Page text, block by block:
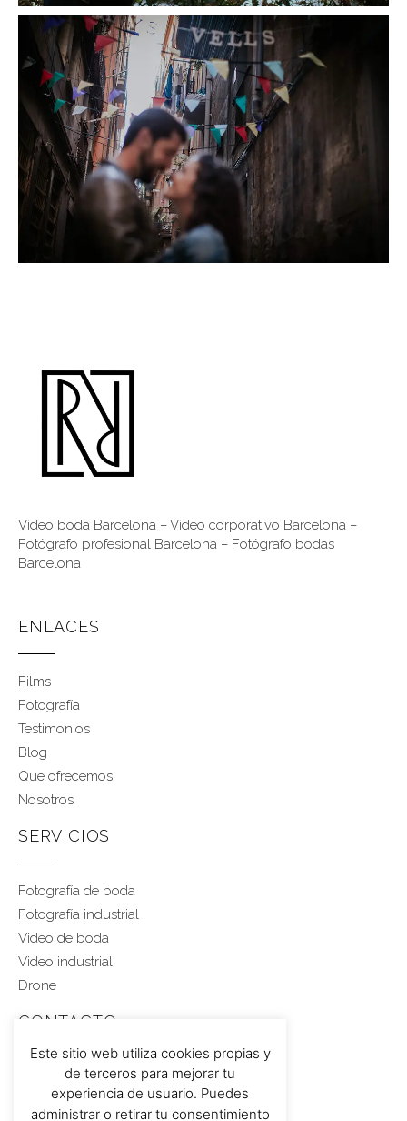
Vídeo boda Barcelona –Vídeo corporativo Barcelona –
Fotógrafo profesional Barcelona – Fotógrafo bodas
Barcelona
ENLACES
Films
Fotografía
Testimonios
Blog
Que ofrecemos
Nosotros
SERVICIOS
Fotografía de boda
Fotografía industrial
Video de boda
Video industrial
Drone
CONTACTO
Rubén 617 459 543
Este sitio web utiliza cookies propias y
de terceros para mejorar tu
experiencia de usuario. Puedes
administrar o retirar tu consentimiento